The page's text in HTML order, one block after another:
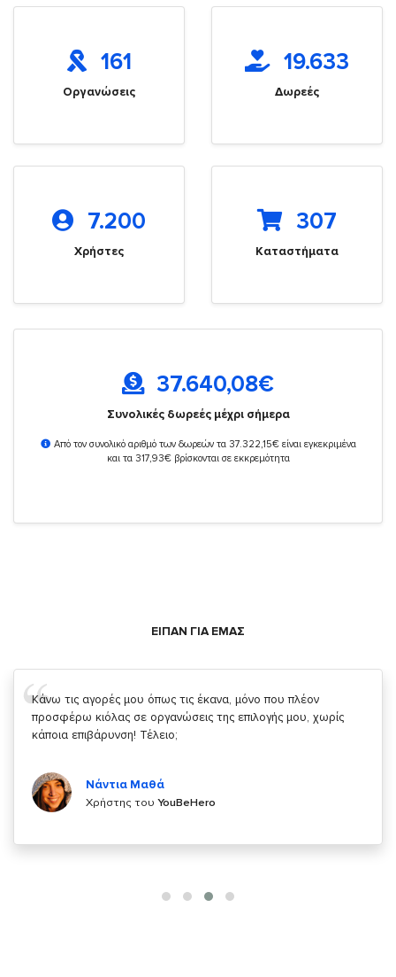
161
Οργανώσεις
19.633
Δωρεές
7.200
Χρήστες
307
Καταστήματα
37.640,08€
Συνολικές δωρεές μέχρι σήμερα
Από τον συνολικό αριθμό των δωρεών τα 37.322,15€ είναι εγκεκριμένα
και τα 317,93€ βρίσκονται σε εκκρεμότητα
ΕΙΠΑΝ ΓΙΑ ΕΜΑΣ
Σας ευχαριστώ που μας δίνετε την δυνατότητα να κάνουμε
κάτι!
Χρήστης τουYouBeHero